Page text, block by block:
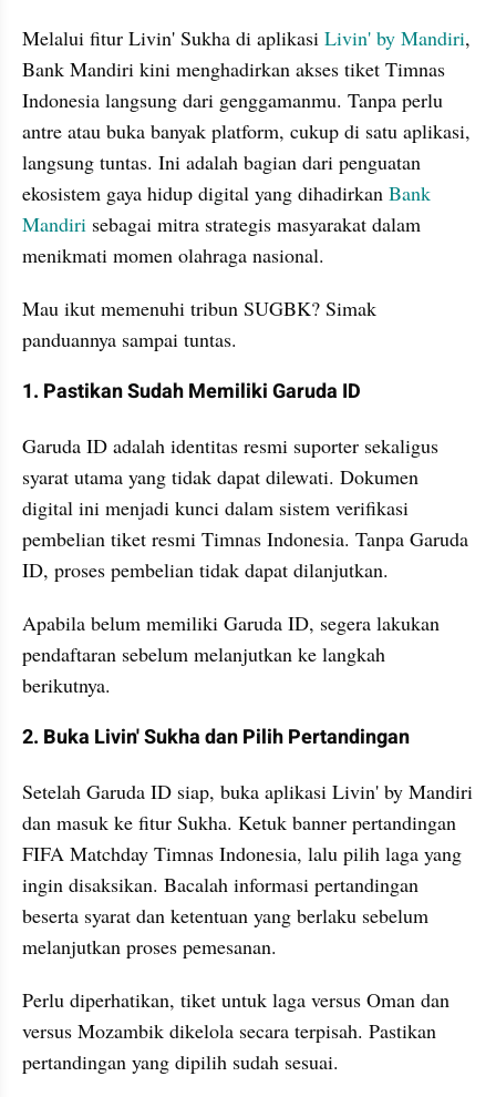
Melalui fitur Livin' Sukha di aplikasi Livin' by Mandiri,
Bank Mandiri kini menghadirkan akses tiket Timnas
Indonesia langsung dari genggamanmu. Tanpa perlu
antre atau buka banyak platform, cukup di satu aplikasi,
langsung tuntas. Ini adalah bagian dari penguatan
ekosistem gaya hidup digital yang dihadirkan Bank
Mandiri sebagai mitra strategis masyarakat dalam
menikmati momen olahraga nasional.
Mau ikut memenuhi tribun SUGBK? Simak
panduannya sampai tuntas.
1. Pastikan Sudah Memiliki Garuda ID
Garuda ID adalah identitas resmi suporter sekaligus
syarat utama yang tidak dapat dilewati. Dokumen
digital ini menjadi kunci dalam sistem verifikasi
pembelian tiket resmi Timnas Indonesia. Tanpa Garuda
ID, proses pembelian tidak dapat dilanjutkan.
Apabila belum memiliki Garuda ID, segera lakukan
pendaftaran sebelum melanjutkan ke langkah
berikutnya.
2. Buka Livin' Sukha dan Pilih Pertandingan
Setelah Garuda ID siap, buka aplikasi Livin' by Mandiri
dan masuk ke fitur Sukha. Ketuk banner pertandingan
FIFA Matchday Timnas Indonesia, lalu pilih laga yang
ingin disaksikan. Bacalah informasi pertandingan
beserta syarat dan ketentuan yang berlaku sebelum
melanjutkan proses pemesanan.
Perlu diperhatikan, tiket untuk laga versus Oman dan
versus Mozambik dikelola secara terpisah. Pastikan
pertandingan yang dipilih sudah sesuai.